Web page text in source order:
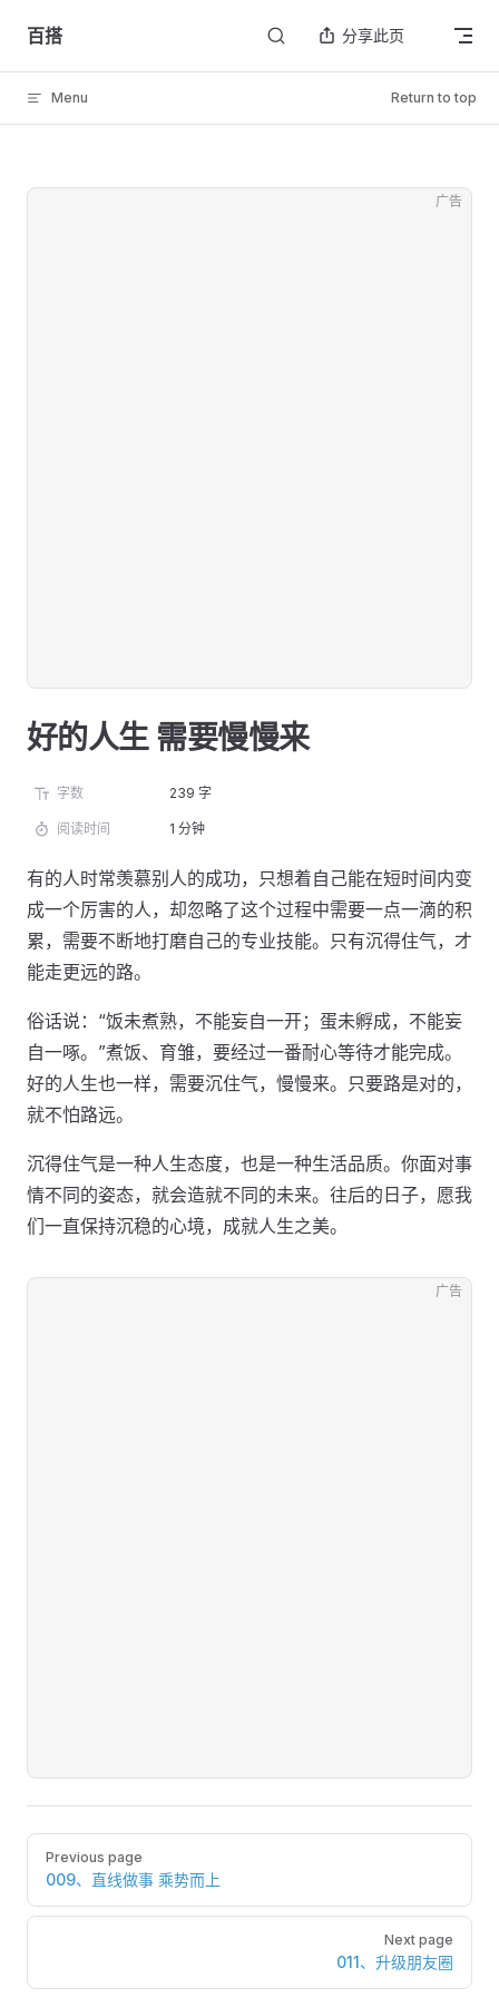
Skip to content
百搭 分享此页
Menu Return to top
广告
好的人生 需要慢慢来
字数 239 字
阅读时间 1 分钟
有的人时常羡慕别人的成功，只想着自己能在短时间内变
成一个厉害的人，却忽略了这个过程中需要一点一滴的积
累，需要不断地打磨自己的专业技能。只有沉得住气，才
能走更远的路。
俗话说：“饭未煮熟，不能妄自一开；蛋未孵成，不能妄
自一啄。”煮饭、育雏，要经过一番耐心等待才能完成。
好的人生也一样，需要沉住气，慢慢来。只要路是对的，
就不怕路远。
沉得住气是一种人生态度，也是一种生活品质。你面对事
情不同的姿态，就会造就不同的未来。往后的日子，愿我
们一直保持沉稳的心境，成就人生之美。
广告
Pager
Previous page
009、直线做事 乘势而上
Next page
011、升级朋友圈